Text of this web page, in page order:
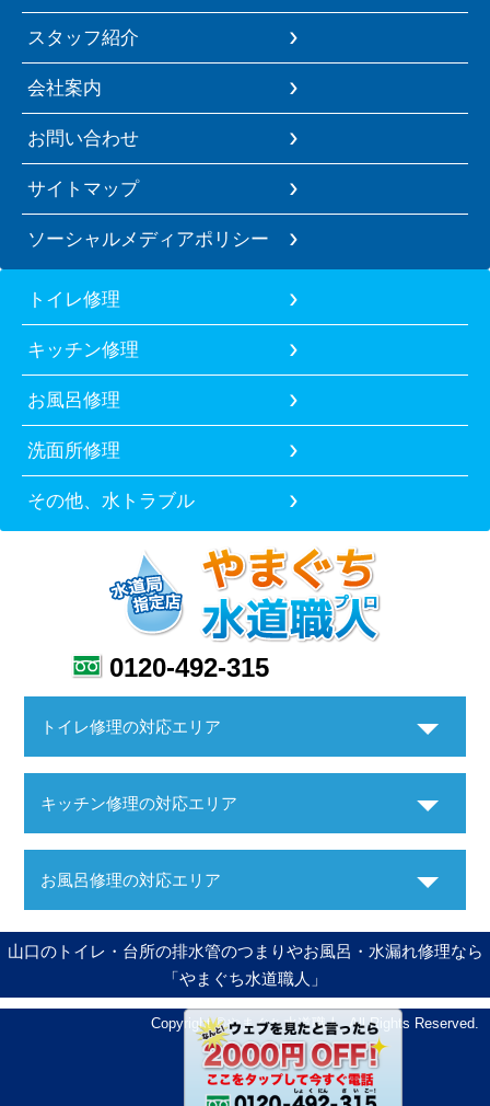
スタッフ紹介
会社案内
お問い合わせ
サイトマップ
ソーシャルメディアポリシー
トイレ修理
キッチン修理
お風呂修理
洗面所修理
その他、水トラブル
0120-492-315
トイレ修理の対応エリア
キッチン修理の対応エリア
お風呂修理の対応エリア
山口のトイレ・台所の排水管のつまりやお風呂・水漏れ修理なら
「やまぐち水道職人」
Copyright ©やまぐち水道職人. All Rights Reserved.